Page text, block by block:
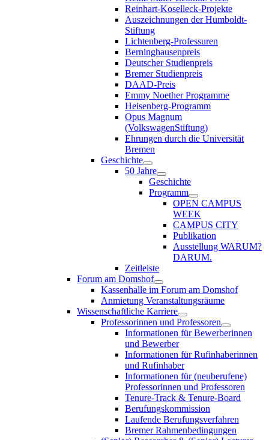
Reinhart-Koselleck-Projekte
Auszeichnungen der Humboldt-
Stiftung
Lichtenberg-Professuren
Berninghausenpreis
Deutscher Studienpreis
Bremer Studienpreis
DAAD-Preis
Emmy Noether Programme
Heisenberg-Programm
Opus Magnum
(VolkswagenStiftung)
Ehrungen durch die Universität
Bremen
Geschichte
50 Jahre
Geschichte
Programm
OPEN CAMPUS
WEEK
CAMPUS CITY
Publikation
Ausstellung WARUM?
DARUM.
Zeitleiste
Forum am Domshof
Kassenhalle im Forum am Domshof
Anmietung Veranstaltungsräume
Wissenschaftliche Karriere
Professorinnen und Professoren
Informationen für Bewerberinnen
und Bewerber
Informationen für Rufinhaberinnen
und Rufinhaber
Informationen für (neuberufene)
Professorinnen und Professoren
Tenure-Track & Tenure-Board
Berufungskommission
Laufende Berufungsverfahren
Bremer Rahmenbedingungen